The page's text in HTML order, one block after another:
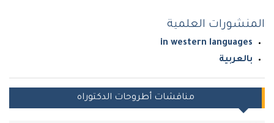
المنشورات العلمية
in western languages
بالعربية
مناقشات أطروحات الدكتوراه